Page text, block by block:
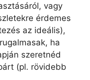
vagy
érdemes
az ideális),
ha
szeretnéd
(pl. rövidebb